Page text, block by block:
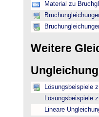
Material zu
Weitere
Lösungsbeispiele
Lösungsbeispiele
Lineare